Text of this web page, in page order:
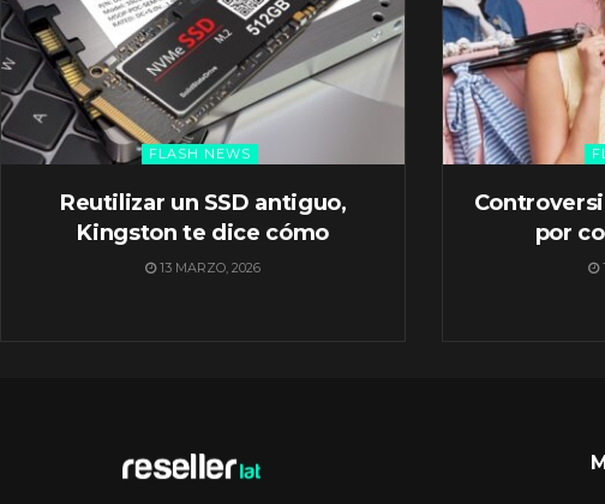
FLASH NEWS
Reutilizar un SSD antiguo,
Kingston te dice cómo
13 MARZO, 2026
por